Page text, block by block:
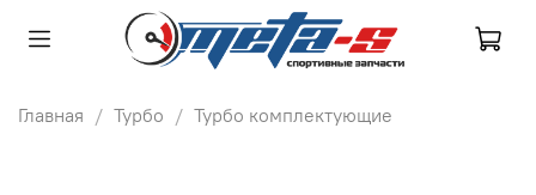
Главная Турбо Турбо комплектующие